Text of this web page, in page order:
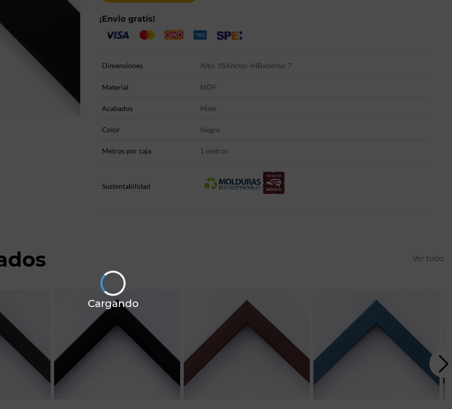
¡Envio gratis!
Dimensiones Alto: 18Ancho: 44Batiente: 7
Material MDF
Acabados Mate
Color Negro
Metros por caja 1 metros
Sustentabilidad
Ver todo
Cargando